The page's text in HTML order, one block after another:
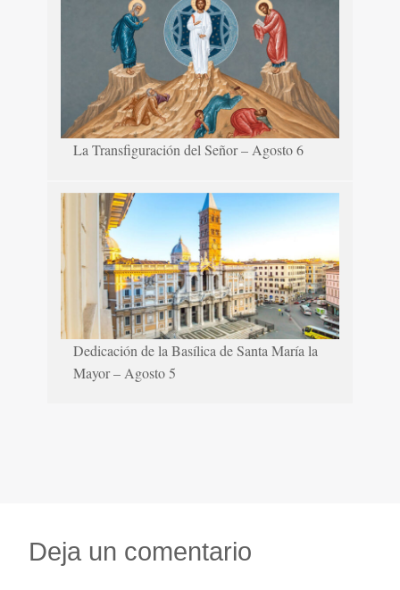
La Transfiguración del Señor – Agosto 6
Dedicación de la Basílica de Santa María la
Mayor – Agosto 5
Deja un comentario